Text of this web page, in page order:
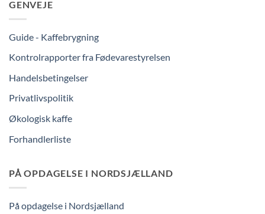
GENVEJE
Guide - Kaffebrygning
Kontrolrapporter fra Fødevarestyrelsen
Handelsbetingelser
Privatlivspolitik
Økologisk kaffe
Forhandlerliste
PÅ OPDAGELSE I NORDSJÆLLAND
På opdagelse i Nordsjælland